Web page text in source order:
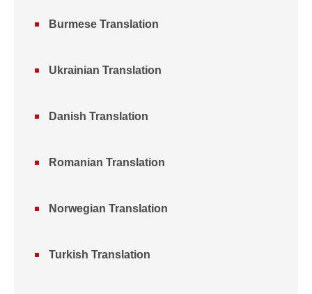
Burmese Translation
Ukrainian Translation
Danish Translation
Romanian Translation
Norwegian Translation
Turkish Translation